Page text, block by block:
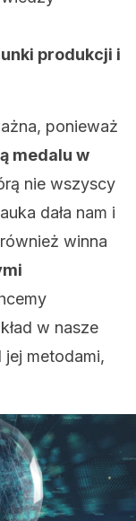
produkcji i
ponieważ
medalu w
nie wszyscy
dała nam i
winna
w nasze
metodami,